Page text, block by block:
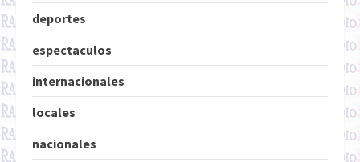
deportes
espectaculos
internacionales
locales
nacionales